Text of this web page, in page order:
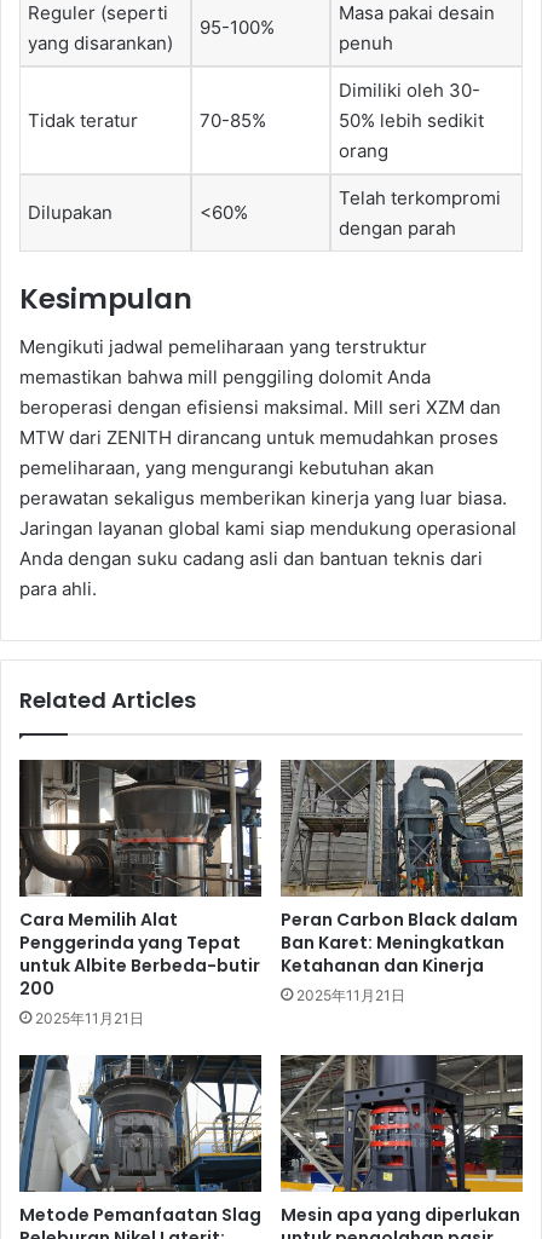
Reguler (seperti
yang disarankan)
95-100%
Masa pakai desain
penuh
Tidak teratur 70-85%
Dimiliki oleh 30-
50% lebih sedikit
orang
Dilupakan <60%
Telah terkompromi
dengan parah
Kesimpulan
Mengikuti jadwal pemeliharaan yang terstruktur
memastikan bahwa mill penggiling dolomit Anda
beroperasi dengan efisiensi maksimal. Mill seri XZM dan
MTW dari ZENITH dirancang untuk memudahkan proses
pemeliharaan, yang mengurangi kebutuhan akan
perawatan sekaligus memberikan kinerja yang luar biasa.
Jaringan layanan global kami siap mendukung operasional
Anda dengan suku cadang asli dan bantuan teknis dari
para ahli.
Related Articles
Cara Memilih Alat
Penggerinda yang Tepat
untuk Albite Berbeda-butir
200
2025年11月21日
Peran Carbon Black dalam
Ban Karet: Meningkatkan
Ketahanan dan Kinerja
2025年11月21日
Metode Pemanfaatan Slag
Mesin apa yang diperlukan